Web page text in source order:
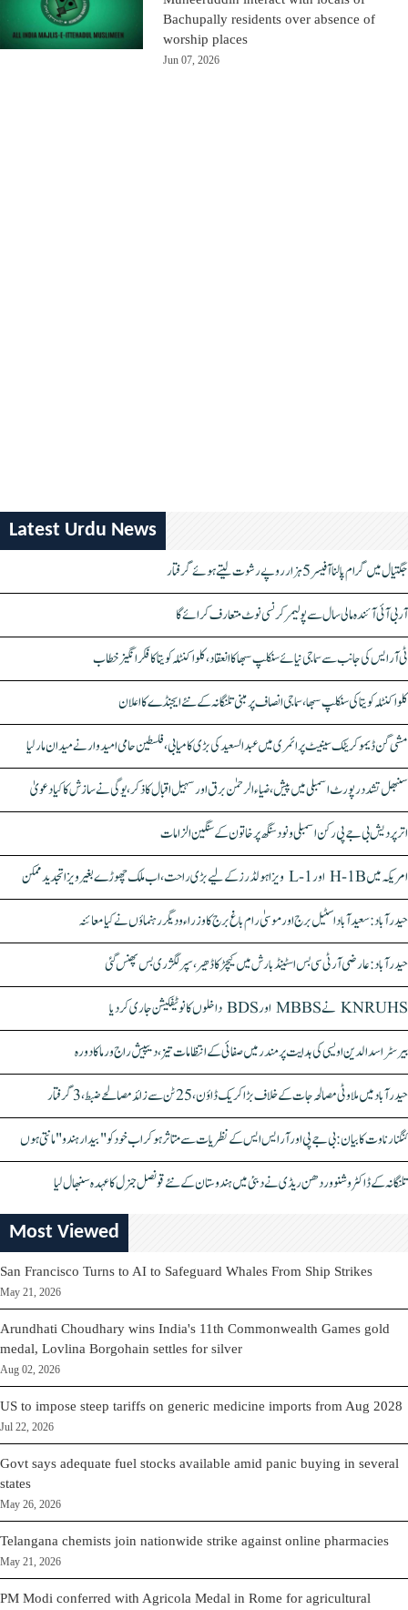
Bachupally residents over absence of
worship places
Jun 07, 2026
Latest Urdu News
جگتیال میں گرام پالنا آفیسر 5 ہزار روپے رشوت لیتے ہوئے گرفتار
آر بی آئی آئندہ مالی سال سے پولیمر کرنسی نوٹ متعارف کرائے گا
ٹی آر ایس کی جانب سے سماجی نیائے سنکلپ سبھا کا انعقاد، کلواکنٹلہ کویتا کا فکر انگیز خطاب
کلواکنٹلہ کویتا کی سنکلپ سبھا، سماجی انصاف پر مبنی تلنگانہ کے نئے ایجنڈے کا اعلان
مشی گن ڈیموکریٹک سینیٹ پرائمری میں عبدالسعید کی بڑی کامیابی، فلسطین حامی امیدوار نے میدان مار لیا
سنبھل تشدد رپورٹ اسمبلی میں پیش، ضیاء الرحمٰن برق اور سہیل اقبال کا ذکر، یوگی نے سازش کا کیا دعویٰ
اتر پردیش بی جے پی رکن اسمبلی ونود سنگھ پر خاتون کے سنگین الزامات
امریکہ میں H-1B اور L-1 ویزا ہولڈرز کے لیے بڑی راحت، اب ملک چھوڑے بغیر ویزا تجدید ممکن
حیدرآباد: سعیدآباد اسٹیل برج اور موسیٰ رام باغ برج کا وزراء و دیگر رہنماؤں نے کیا معائنہ
حیدرآباد: عارضی آر ٹی سی بس اسٹینڈ بارش میں کیچڑ کا ڈھیر، سپر لگژری بس پھنس گئی
KNRUHS نے MBBS اور BDS داخلوں کا نوٹیفکیشن جاری کر دیا
بیرسٹر اسدالدین اویسی کی ہدایت پر مندر میں صفائی کے انتظامات تیز، دیپیش راج ورما کا دورہ
حیدرآباد میں ملاوٹی مصالحہ جات کے خلاف بڑا کریک ڈاؤن، 25 ٹن سے زائد مصالحے ضبط، 3 گرفتار
کنگنا رناوت کا بیان: بی جے پی اور آر ایس ایس کے نظریات سے متاثر ہو کر اب خود کو "بیدار ہندو" مانتی ہوں
تلنگانہ کے ڈاکٹر وشنو وردھن ریڈی نے دبئی میں ہندوستان کے نئے قونصل جنرل کا عہدہ سنبھال لیا
Most Viewed
San Francisco Turns to AI to Safeguard Whales From Ship Strikes
May 21, 2026
Arundhati Choudhary wins India's 11th Commonwealth Games gold
medal, Lovlina Borgohain settles for silver
Aug 02, 2026
US to impose steep tariffs on generic medicine imports from Aug 2028
Jul 22, 2026
Govt says adequate fuel stocks available amid panic buying in several
states
May 26, 2026
Telangana chemists join nationwide strike against online pharmacies
May 21, 2026
PM Modi conferred with Agricola Medal in Rome for agricultural